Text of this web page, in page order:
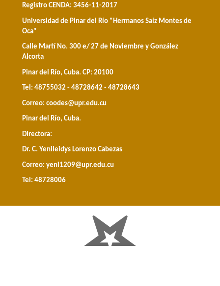
Registro CENDA: 3456-11-2017
Universidad de Pinar del Río "Hermanos Saíz Montes de
Oca"
Calle Martí No. 300 e/ 27 de Noviembre y González
Alcorta
Pinar del Río, Cuba. CP: 20100
Tel: 48755032 - 48728642 - 48728643
Correo: coodes@upr.edu.cu
Pinar del Río, Cuba.
Directora:
Dr. C. Yenileidys Lorenzo Cabezas
Correo: yeni1209@upr.edu.cu
Tel: 48728006